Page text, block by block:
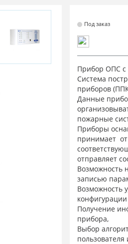
Под заказ
Прибор ОПС с
Система
приборов
Данные
пожарные
Приборы
принимает
отправляет
Возможность
записью
Возможность
Получение
прибора,
Выбор